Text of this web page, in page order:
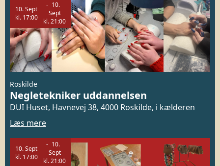
10.Sept
kl. 17:00
10.
Sept
kl.21:00
Roskilde
Negletekniker uddannelsen
DUI Huset, Havnevej 38, 4000 Roskilde, i kælderen
Læs mere
10.Sept
kl. 17:00
10.
Sept
kl.21:00